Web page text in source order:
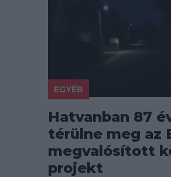
EGYÉB
Hatvanban 87
térülne meg az
megvalósított
projekt